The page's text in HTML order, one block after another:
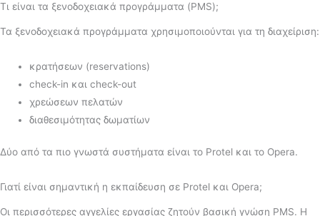
Τι είναι τα ξενοδοχειακά προγράμματα (PMS);
Τα ξενοδοχειακά προγράμματα χρησιμοποιούνται για τη διαχείριση:
κρατήσεων (reservations)
check-in και check-out
χρεώσεων πελατών
διαθεσιμότητας δωματίων
Δύο από τα πιο γνωστά συστήματα είναι το Protel και το Opera.
Γιατί είναι σημαντική η εκπαίδευση σε Protel και Opera;
Οι περισσότερες αγγελίες εργασίας ζητούν βασική γνώση PMS. Η